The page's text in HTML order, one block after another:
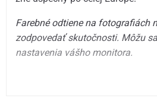
Farebné odtiene na fotografiách
zodpovedať skutočnosti. Môžu
nastavenia vášho monitora.